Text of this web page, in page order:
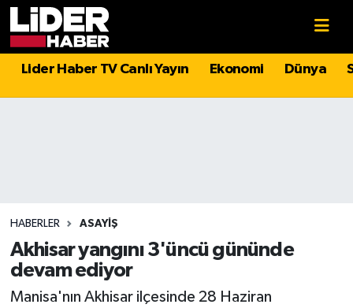
Lider Haber TV Canlı Yayın Ekonomi Dünya
HABERLER ASAYIŞ
Akhisar yangını 3'üncü gününde
devam ediyor
Manisa'nın Akhisar ilçesinde 28 Haziran
Politika
Magazin
Spor
Sağlık
Hava Durumu
Süper Lig Puan Durumu ve Fikstür
Tüm Manşetler
Son Dakika Haberleri